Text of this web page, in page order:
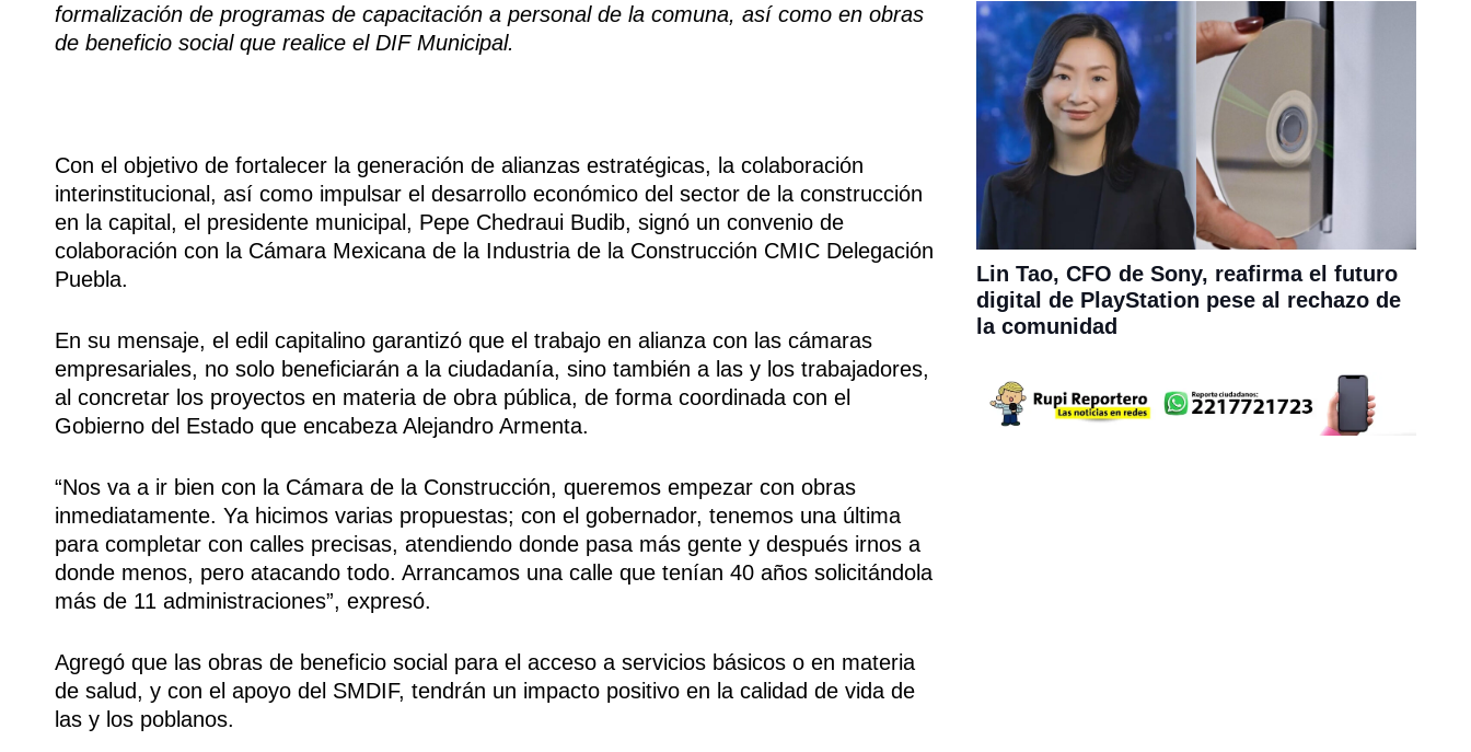
formalización de programas de capacitación a personal de la comuna, así como en obras
de beneficio social que realice el DIF Municipal.
Con el objetivo de fortalecer la generación de alianzas estratégicas, la colaboración
interinstitucional, así como impulsar el desarrollo económico del sector de la construcción
en la capital, el presidente municipal, Pepe Chedraui Budib, signó un convenio de
colaboración con la Cámara Mexicana de la Industria de la Construcción CMIC Delegación
Puebla.
En su mensaje, el edil capitalino garantizó que el trabajo en alianza con las cámaras
empresariales, no solo beneficiarán a la ciudadanía, sino también a las y los trabajadores,
al concretar los proyectos en materia de obra pública, de forma coordinada con el
Gobierno del Estado que encabeza Alejandro Armenta.
“Nos va a ir bien con la Cámara de la Construcción, queremos empezar con obras
inmediatamente. Ya hicimos varias propuestas; con el gobernador, tenemos una última
para completar con calles precisas, atendiendo donde pasa más gente y después irnos a
donde menos, pero atacando todo. Arrancamos una calle que tenían 40 años solicitándola
más de 11 administraciones”, expresó.
Agregó que las obras de beneficio social para el acceso a servicios básicos o en materia
de salud, y con el apoyo del SMDIF, tendrán un impacto positivo en la calidad de vida de
las y los poblanos.
Lin Tao, CFO de Sony, reafirma el futuro
digital de PlayStation pese al rechazo de
la comunidad